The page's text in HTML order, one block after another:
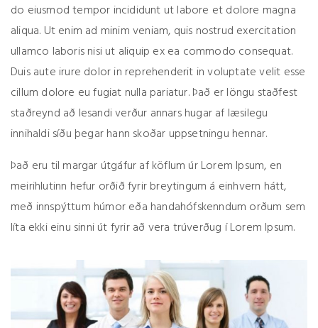
do eiusmod tempor incididunt ut labore et dolore magna
aliqua. Ut enim ad minim veniam, quis nostrud exercitation
ullamco laboris nisi ut aliquip ex ea commodo consequat.
Duis aute irure dolor in reprehenderit in voluptate velit esse
cillum dolore eu fugiat nulla pariatur. Það er löngu staðfest
staðreynd að lesandi verður annars hugar af læsilegu
innihaldi síðu þegar hann skoðar uppsetningu hennar.
Það eru til margar útgáfur af köflum úr Lorem Ipsum, en
meirihlutinn hefur orðið fyrir breytingum á einhvern hátt,
með innspýttum húmor eða handahófskenndum orðum sem
líta ekki einu sinni út fyrir að vera trúverðug í Lorem Ipsum.